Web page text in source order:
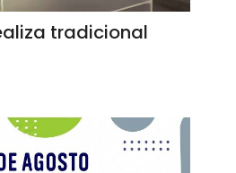
tradicional